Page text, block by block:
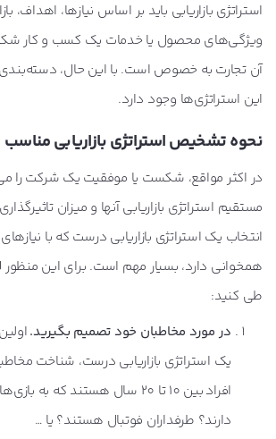
استراتژی بازاریابی باید بر اساس نیازها، اهداف،
ویژگی‌های محصول یا خدمات یک کسب و کار
آن تجارت به خصوص است. با این حال،
این استراتژی‌ها وجود دارد.
نحوه تشخیص استراتژی بازاریابی مناسب
در اکثر مواقع، شکست یا موفقیت یک شرکت را
مستقیم استراتژی بازاریابی آنها و میزان
انتخاب یک استراتژی بازاریابی درست که با
همخوانی دارد، بسیار مهم است. برای این منظور
طی کنید:
در مورد مخاطبان خود تصمیم بگیرید.
یک استراتژی بازاریابی درست، شناخت
افراد بین 10 تا 20 سال هستند که
دارند؟ طرفداران فوتبال هستند؟ یا …